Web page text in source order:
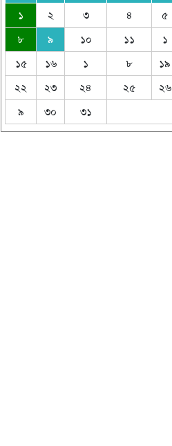
১ ২ ৩ ৪ ৫
৮
৯ ১০ ১১ ১
১৫
১৬ ১ ৮ ১৯
২২
২৩ ২৪ ২৫ ২৬
৯
৩০ ৩১